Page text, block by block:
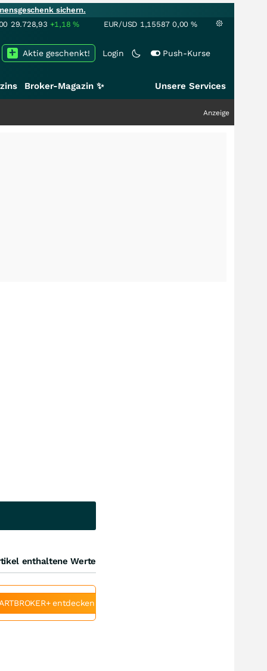
sichern.
29.728,93 +1,18% EUR/USD 1,15587 0,00 %
Login Push-Kurse
Aktie geschenkt!
Broker-Magazin ✨ Unsere Services
Anzeige
enthaltene Werte
entdecken